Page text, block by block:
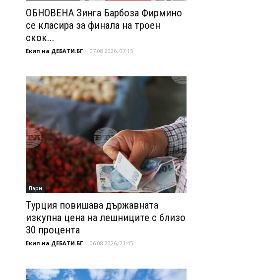
ОБНОВЕНА Зинга Барбоза Фирмино
се класира за финала на троен
скок...
Екип на ДЕБАТИ.БГ - 07.08.2026, 07:15
Пари
Турция повишава държавната
изкупна цена на лешниците с близо
30 процента
Екип на ДЕБАТИ.БГ - 06.08.2026, 21:45